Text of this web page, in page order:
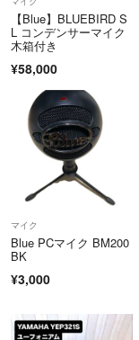
【Blue】BLUEBIRD S
L コンデンサーマイク
木箱付き
¥58,000
マイク
Blue PCマイク BM200
BK
¥3,000